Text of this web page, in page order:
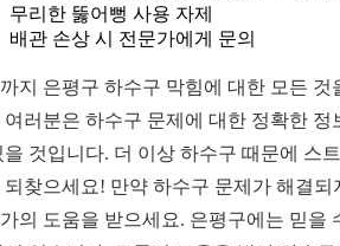
무리한 뚫어뻥 사용 자제
배관 손상 시 전문가에게 문의
지 은평구 하수구 막힘에 대한 모든
여러분은 하수구 문제에 대한 정확한
을 것입니다. 더 이상 하수구 때문에 스
되찾으세요! 만약 하수구 문제가 해결
의 도움을 받으세요. 은평구에는 믿을